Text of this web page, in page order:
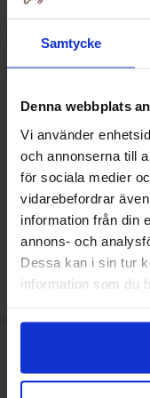
Samtycke
Denna webbplats
Vi använder
och annonserna till
för sociala medier
vidarebefordrar
information från din
annons- och
Dessa kan i sin tur
information som du
Barebells Protein Bar
Chocolate Almond
Från
31.13 kr/st
Välj ...